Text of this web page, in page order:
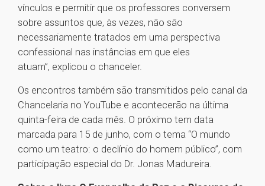
vínculos e permitir que os professores conversem
sobre assuntos que, às vezes, não são
necessariamente tratados em uma perspectiva
confessional nas instâncias em que eles
atuam”, explicou o chanceler.
Os encontros também são transmitidos pelo canal da
Chancelaria no YouTube e acontecerão na última
quinta-feira de cada mês. O próximo tem data
marcada para 15 de junho, com o tema “O mundo
como um teatro: o declínio do homem público”, com
participação especial do Dr. Jonas Madureira.